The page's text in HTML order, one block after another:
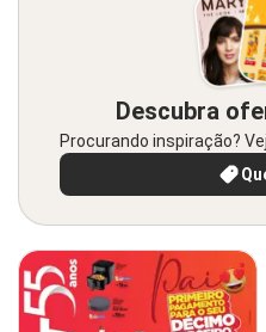
Descubra
Procurando inspiração?